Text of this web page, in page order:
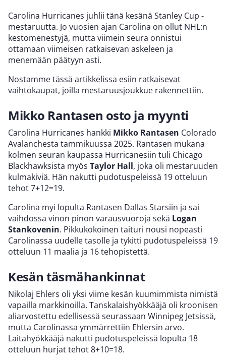
Carolina Hurricanes juhlii tänä kesänä Stanley Cup -
mestaruutta. Jo vuosien ajan Carolina on ollut NHL:n
kestomenestyjä, mutta viimein seura onnistui
ottamaan viimeisen ratkaisevan askeleen ja
menemään päätyyn asti.
Nostamme tässä artikkelissa esiin ratkaisevat
vaihtokaupat, joilla mestaruusjoukkue rakennettiin.
Mikko Rantasen osto ja myynti
Carolina Hurricanes hankki Mikko Rantasen Colorado
Avalanchesta tammikuussa 2025. Rantasen mukana
kolmen seuran kaupassa Hurricanesiin tuli Chicago
Blackhawksista myös Taylor Hall, joka oli mestaruuden
kulmakiviä. Hän nakutti pudotuspeleissä 19 otteluun
tehot 7+12=19.
Carolina myi lopulta Rantasen Dallas Starsiin ja sai
vaihdossa vinon pinon varausvuoroja sekä Logan
Stankovenin. Pikkukokoinen taituri nousi nopeasti
Carolinassa uudelle tasolle ja tykitti pudotuspeleissä 19
otteluun 11 maalia ja 16 tehopistettä.
Kesän täsmähankinnat
Nikolaj Ehlers oli yksi viime kesän kuumimmista nimistä
vapailla markkinoilla. Tanskalaishyökkääjä oli kroonisen
aliarvostettu edellisessä seurassaan Winnipeg Jetsissä,
mutta Carolinassa ymmärrettiin Ehlersin arvo.
Laitahyökkääjä nakutti pudotuspeleissä lopulta 18
otteluun hurjat tehot 8+10=18.